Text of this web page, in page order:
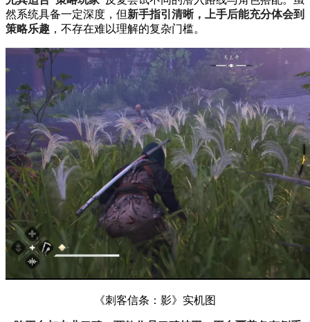
然系统具备一定深度，但新手指引清晰，上手后能充分体会到
策略乐趣 ，不存在难以理解的复杂门槛。
《刺客信条：影》实机图